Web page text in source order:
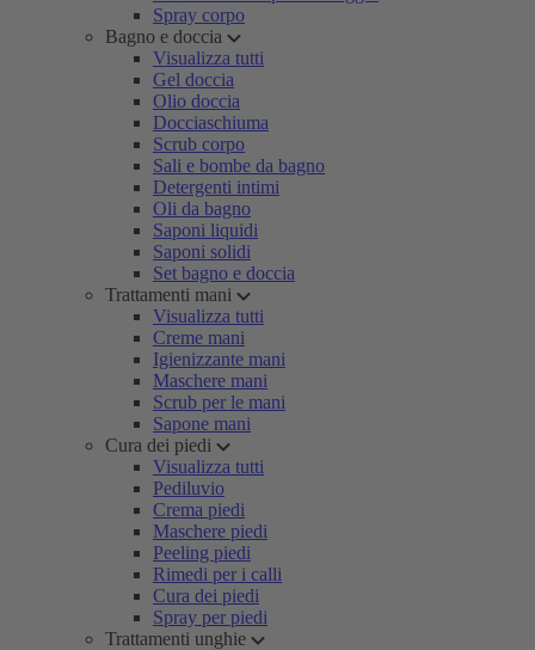
Spray corpo
Bagno e doccia
Visualizza tutti
Gel doccia
Olio doccia
Docciaschiuma
Scrub corpo
Sali e bombe da bagno
Detergenti intimi
Oli da bagno
Saponi liquidi
Saponi solidi
Set bagno e doccia
Trattamenti mani
Visualizza tutti
Creme mani
Igienizzante mani
Maschere mani
Scrub per le mani
Sapone mani
Cura dei piedi
Visualizza tutti
Pediluvio
Crema piedi
Maschere piedi
Peeling piedi
Rimedi per i calli
Cura dei piedi
Spray per piedi
Trattamenti unghie